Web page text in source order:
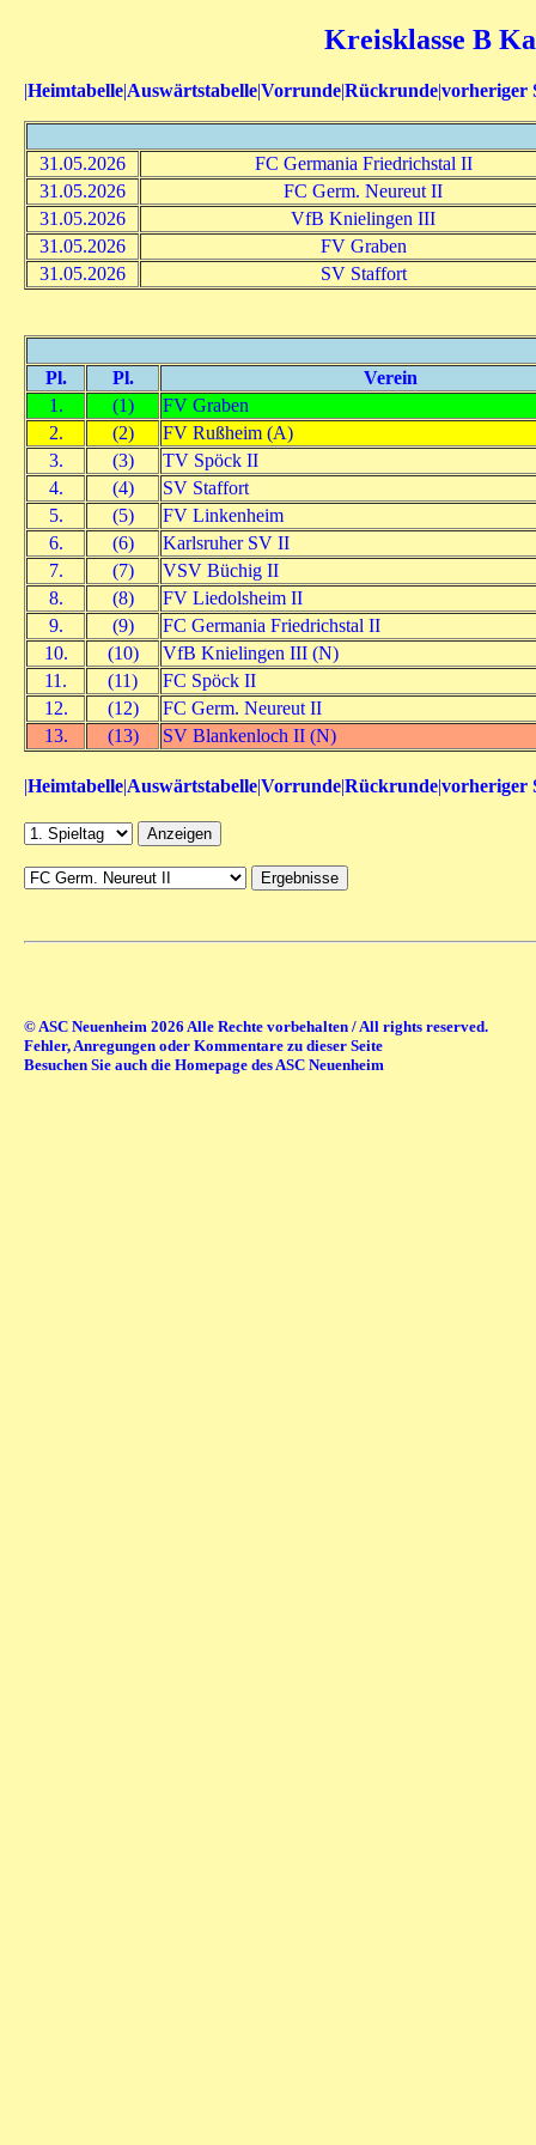
Kreisklasse B
|Heimtabelle|Auswärtstabelle|Vorrunde|Rückrunde|vorheriger
31.05.2026
FC Germania Friedrichstal II
31.05.2026
FC Germ. Neureut II
31.05.2026
VfB Knielingen III
31.05.2026
FV Graben
31.05.2026
SV Staffort
Pl. Pl.
Verein
1.
(1)
FV Graben
2.
(2)
FV Rußheim (A)
3.
(3)
TV Spöck II
4.
(4)
SV Staffort
5.
(5)
FV Linkenheim
6.
(6)
Karlsruher SV II
7.
(7)
VSV Büchig II
8.
(8)
FV Liedolsheim II
9.
(9)
FC Germania Friedrichstal II
10.
(10)
VfB Knielingen III (N)
11.
(11)
FC Spöck II
12.
(12)
FC Germ. Neureut II
13.
(13) SV Blankenloch II (N)
|Heimtabelle|Auswärtstabelle|Vorrunde|Rückrunde|vorheriger
© ASC Neuenheim 2026 Alle Rechte vorbehalten / All rights reserved.
Fehler, Anregungen oder Kommentare zu dieser Seite
Besuchen Sie auch die Homepage des ASC Neuenheim